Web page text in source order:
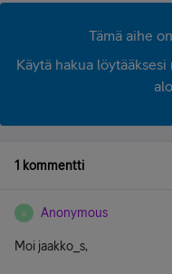
Tämä aihe
Käytä hakua
1 kommentti
A Anonymous
Moi jaakko_s,